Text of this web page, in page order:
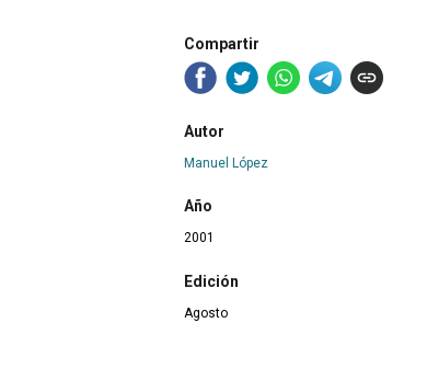
Compartir
Autor
Manuel López
Año
2001
Edición
Agosto